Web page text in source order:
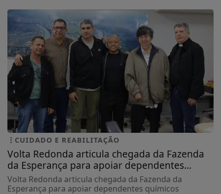
CUIDADO E REABILITAÇÃO
Volta Redonda articula chegada da Fazenda
da Esperança para apoiar dependentes...
Volta Redonda articula chegada da Fazenda da
Esperança para apoiar dependentes químicos